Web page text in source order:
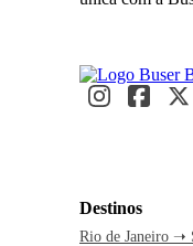
Destinos
Rio de Janeiro ➝